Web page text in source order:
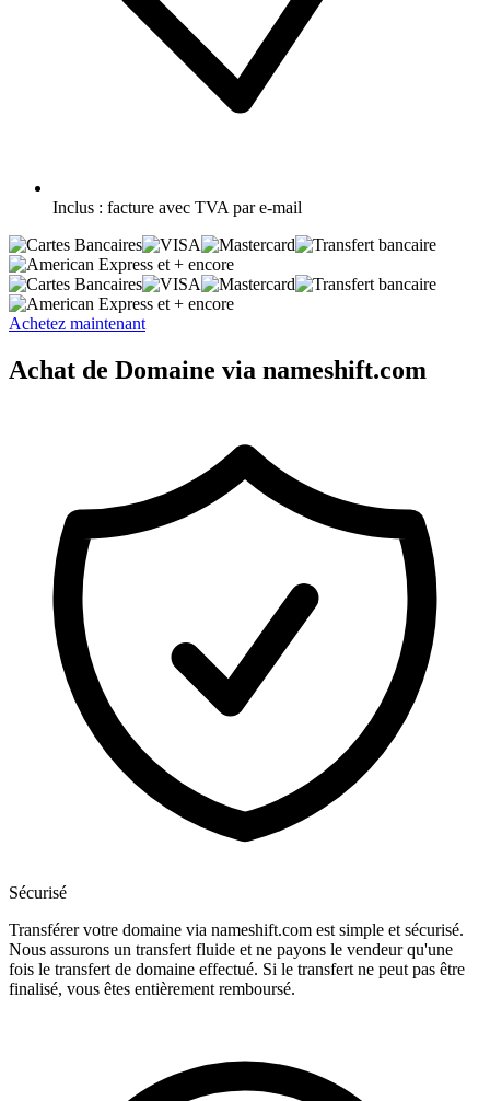
Inclus : facture avec TVA par e-mail
et + encore
et + encore
Achetez maintenant
Achat de Domaine via nameshift.com
Sécurisé
Transférer votre domaine via nameshift.com est simple et sécurisé.
Nous assurons un transfert fluide et ne payons le vendeur qu'une
fois le transfert de domaine effectué. Si le transfert ne peut pas être
finalisé, vous êtes entièrement remboursé.